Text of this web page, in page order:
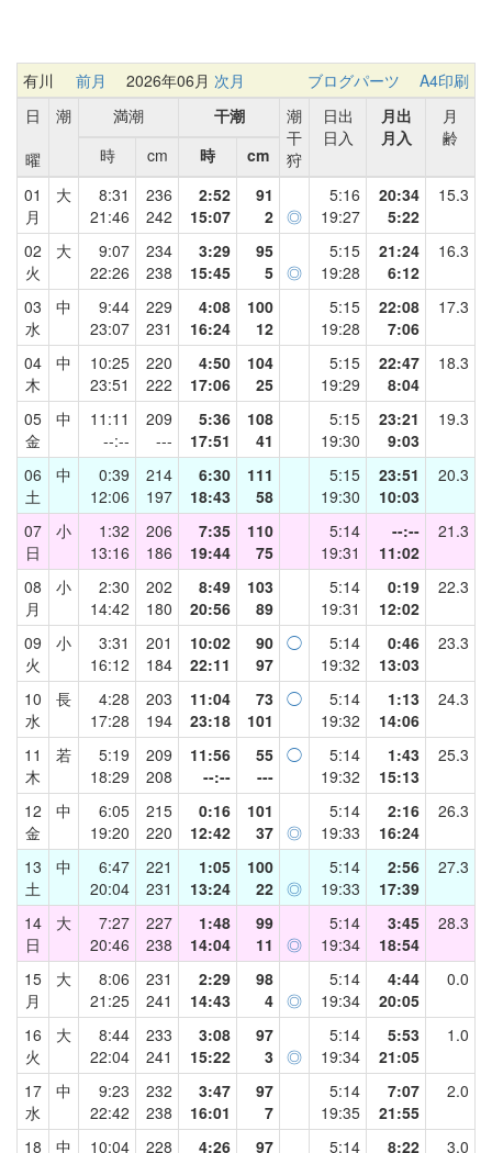
有川 前月 2026年06月 次月 ブログパーツ
A4印刷
日
曜
潮 満潮 干潮
潮
干
狩
日出
日入
月出
月入
月
齢
時
cm 時
cm
01
月
大
8:31
21:46
236
242
2:52
15:07
91
2 ◎
5:16
19:27
20:34
5:22
15.3
02
火
大
9:07
22:26
234
238
3:29
15:45
95
5 ◎
5:15
19:28
21:24
6:12
16.3
03
水
中
9:44
23:07
229
231
4:08
16:24
100
12
5:15
19:28
22:08
7:06
17.3
04
木
中
10:25
23:51
220
222
4:50
17:06
104
25
5:15
19:29
22:47
8:04
18.3
05
金
中
11:11
--:--
209
---
5:36
17:51
108
41
5:15
19:30
23:21
9:03
19.3
06
土
中
0:39
12:06
214
197
6:30
18:43
111
58
5:15
19:30
23:51
10:03
20.3
07
日
小
1:32
13:16
206
186
7:35
19:44
110
75
5:14
19:31
--:--
11:02
21.3
08
月
小
2:30
14:42
202
180
8:49
20:56
103
89
5:14
19:31
0:19
12:02
22.3
09
火
小
3:31
16:12
201
184
10:02
22:11
90
97
◯
5:14
19:32
0:46
13:03
23.3
10
水
長
4:28
17:28
203
194
11:04
23:18
73
101
◯
5:14
19:32
1:13
14:06
24.3
11
木
若
5:19
18:29
209
208
11:56
--:--
55
---
◯
5:14
19:32
1:43
15:13
25.3
12
金
中
6:05
19:20
215
220
0:16
12:42
101
37 ◎
5:14
19:33
2:16
16:24
26.3
13
土
中
6:47
20:04
221
231
1:05
13:24
100
22 ◎
5:14
19:33
2:56
17:39
27.3
14
日
大
7:27
20:46
227
238
1:48
14:04
99
11
◎
5:14
19:34
3:45
18:54
28.3
15
月
大
8:06
21:25
231
241
2:29
14:43
98
4 ◎
5:14
19:34
4:44
20:05
0.0
16
火
大
8:44
22:04
233
241
3:08
15:22
97
3 ◎
5:14
19:34
5:53
21:05
1.0
17
水
中
9:23
22:42
232
238
3:47
16:01
97
7
5:14
19:35
7:07
21:55
2.0
18 中 10:04 228 4:26 97 5:14 8:22 3.0